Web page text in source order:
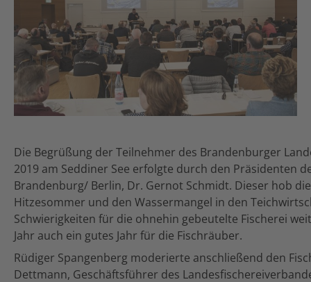
Die Begrüßung der Teilnehmer des Brandenburger
2019 am Seddiner See erfolgte durch den Präsidenten
Brandenburg/ Berlin, Dr. Gernot Schmidt. Dieser hob
Hitzesommer und den Wassermangel in den
Schwierigkeiten für die ohnehin gebeutelte Fischerei
Jahr auch ein gutes Jahr für die Fischräuber.
Rüdiger Spangenberg moderierte anschließend den
Dettmann, Geschäftsführer des